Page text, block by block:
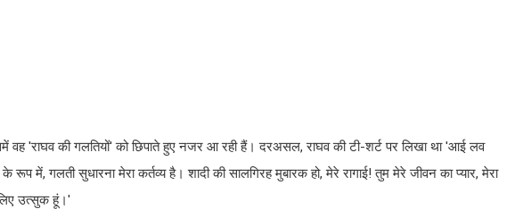
वह 'राघव की गलतियों' को छिपाते हुए नजर आ रही हैं। दरअसल, राघव की टी-शर्ट पर लिखा था 'आई लव
में, गलती सुधारना मेरा कर्तव्य है। शादी की सालगिरह मुबारक हो, मेरे रागाई! तुम मेरे जीवन का प्यार, मेरा
लिए उत्सुक हूं।'